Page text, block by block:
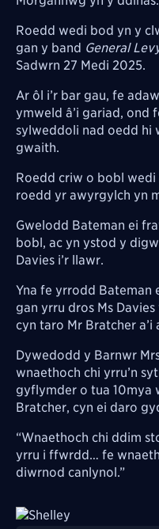
Roedd wedi bod yn y
gan y band General
Sadwrn 27 Medi 2025.
Ar ôl i’r bar gau, fe
ymweld â’i gariad, ond
sylweddoli nad oedd hi
gwaith.
Roedd criw o bobl wedi
roedd yr awyrgylch yn
Gwelodd Bateman ei
bobl, ac yn ystod y
Davies i’r llawr.
Yna fe yrrodd Bateman
gan yrru dros Ms
cyn taro Mr Bratcher a’i
Dywedodd y Barnwr
wnaethoch chi yrru’n
gyflymder o tua 10mya
Bratcher, cyn ei daro
“Wnaethoch chi ddim
yrru i ffwrdd… fe
diwrnod canlynol.”
Image